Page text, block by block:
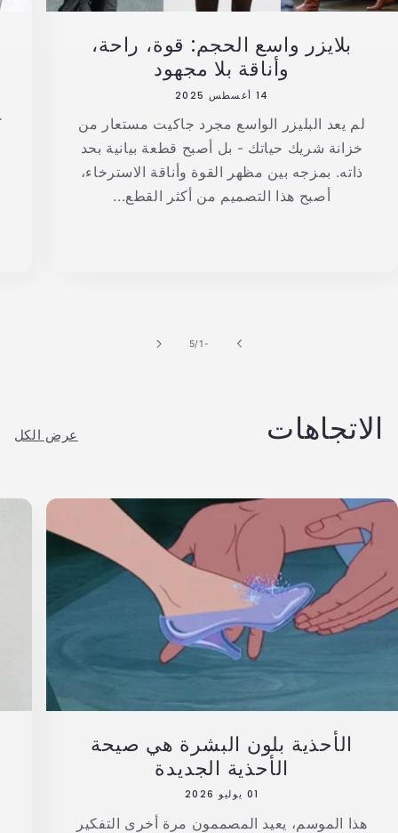
بلايزر واسع الحجم: قوة، راحة،
وأناقة بلا مجهود
14 أغسطس 2025
لم يعد البليزر الواسع مجرد جاكيت مستعار من
خزانة شريك حياتك - بل أصبح قطعة بيانية بحد
ذاته. بمزجه بين مظهر القوة وأناقة الاسترخاء،
أصبح هذا التصميم من أكثر القطع...
-1
/
من
5
الاتجاهات عرض الكل
الأحذية بلون البشرة هي صيحة
الأحذية الجديدة
01 يوليو 2026
هذا الموسم، يعيد المصممون مرة أخرى التفكير